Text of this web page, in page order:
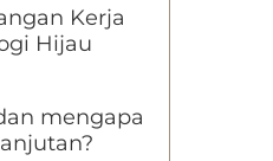
Kerja
Hijau
mengapa